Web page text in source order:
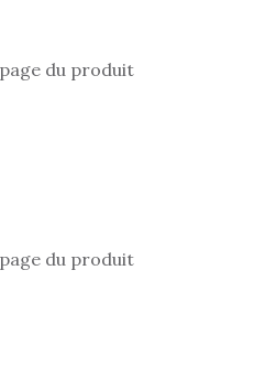
du produit
du produit